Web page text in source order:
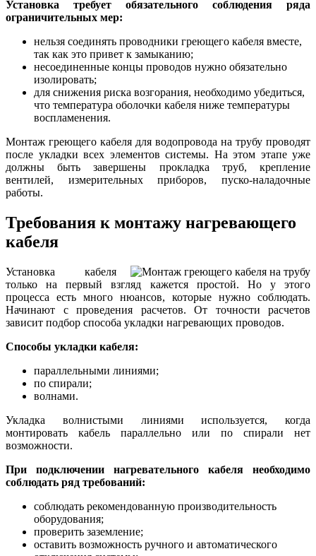
Установка требует обязательного соблюдения ряда
ограничительных мер:
нельзя соединять проводники греющего кабеля вместе,
так как это привет к замыканию;
несоединенные концы проводов нужно обязательно
изолировать;
для снижения риска возгорания, необходимо убедиться,
что температура оболочки кабеля ниже температуры
воспламенения.
Монтаж греющего кабеля для водопровода на трубу проводят
после укладки всех элементов системы. На этом этапе уже
должны быть завершены прокладка труб, крепление
вентилей, измерительных приборов, пуско-наладочные
работы.
Требования к монтажу нагревающего
кабеля
Установка кабеля
только на первый взгляд кажется простой. Но у этого
процесса есть много нюансов, которые нужно соблюдать.
Начинают с проведения расчетов. От точности расчетов
зависит подбор способа укладки нагревающих проводов.
Способы укладки кабеля:
параллельными линиями;
по спирали;
волнами.
Укладка волнистыми линиями используется, когда
монтировать кабель параллельно или по спирали нет
возможности.
При подключении нагревательного кабеля необходимо
соблюдать ряд требований:
соблюдать рекомендованную производительность
оборудования;
проверить заземление;
оставить возможность ручного и автоматического